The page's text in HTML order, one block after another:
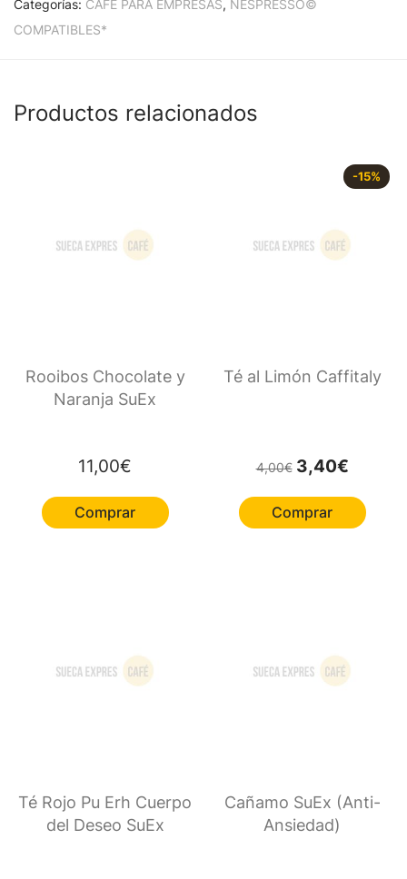
Categorías: CAFÉ PARA EMPRESAS, NESPRESSO©
COMPATIBLES*
Productos relacionados
Rooibos Chocolate y
Naranja SuEx
11,00€
Comprar
-15%
Té al Limón Caffitaly
4,00€ El precio original
3,40€El precio
Comprar
Té Rojo Pu Erh Cuerpo
del Deseo SuEx
Cañamo SuEx (Anti-
Ansiedad)